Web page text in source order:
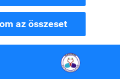
az összeset